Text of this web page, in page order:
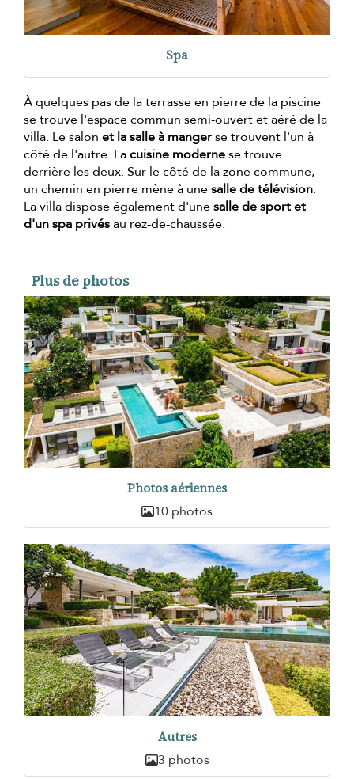
Spa
À quelques pas de la terrasse en pierre de la piscine
se trouve l'espace commun semi-ouvert et aéré de la
villa. Le salon et la salle à mangerse trouvent l'un à
côté de l'autre. Lacuisine modernese trouve
derrière les deux. Sur le côté de la zone commune,
un chemin en pierre mène à unesalle de télévision.
La villa dispose également d'unesalle de sport et
d'un spa privésau rez-de-chaussée.
Plus de photos
Photos aériennes
10 photos
Autres
3 photos